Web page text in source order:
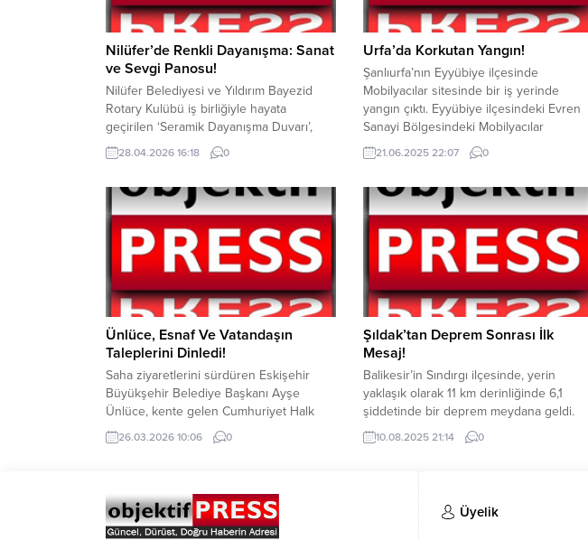
Nilüfer’de Renkli Dayanışma: Sanat
ve Sevgi Panosu!
Nilüfer Belediyesi ve Yıldırım Bayezid
Rotary Kulübü iş birliğiyle hayata
geçirilen ‘Seramik Dayanışma Duvarı’,
düzenlenen törenle açıldı. Özel
gereksinimli öğrencilerin de dahil olduğu
sanatçıların destekleriyle tamamlanan
eser, Nilüfer’in ‘engelsiz kent’
vizyonunun en renkli ve
somutörneklerinden biri oldu. Nilüfer
Belediyesi ile Yıldırım Bayezid Rotary
Kulübü öncülüğünde;...
28.04.2026 16:18 0
Urfa’da Korkutan Yangın!
Şanlıurfa’nın Eyyübiye ilçesinde
Mobilyacılar sitesinde bir iş yerinde
yangın çıktı. Eyyübiye ilçesindeki Evren
Sanayi Bölgesindeki Mobilyacılar
sitesinde bir işyerinde yangın çıktı.
Çevredekilerin ihbarı üzerine bölgeye
ekiplerinin uzun uğraşları sonucu yangın
söndürüldü. Yangının çıkış sebebi henüz
tespit edilemedi. Olay ile ilgili soruşturma
başlatıldı. YAZI...
21.06.2025 22:07 0
Ünlüce, Esnaf Ve Vatandaşın
Taleplerini Dinledi!
Saha ziyaretlerini sürdüren Eskişehir
Büyükşehir Belediye Başkanı Ayşe
Ünlüce, kente gelen Cumhuriyet Halk
Partisi Ekonomi Politikalarından Sorumlu
Genel Başkan Yardımcısı Güldem Atabay
Ünlüce ve Güldem Atabay’a, CHP İl
Başkanı Talat Yalaz ve Başkan Danışmanı
26.03.2026 10:06 0
Şıldak’tan Deprem Sonrası İlk
Mesaj!
Balikesir’in Sındırgı ilçesinde, yerin
yaklaşık olarak 11 km derinliğinde 6,1
şiddetinde bir deprem meydana geldi.
Şanlıurfa Valisi Hasan Şıldak, deprem
sonrası sosyal medya hesabından
iletti. Şıldak, sosyal medya paylaşımda şu
ifadeleri kullandı; “Balıkesir Sındırgı
İlçemizde meydana gelen depremden
10.08.2025 21:14 0
Üyelik